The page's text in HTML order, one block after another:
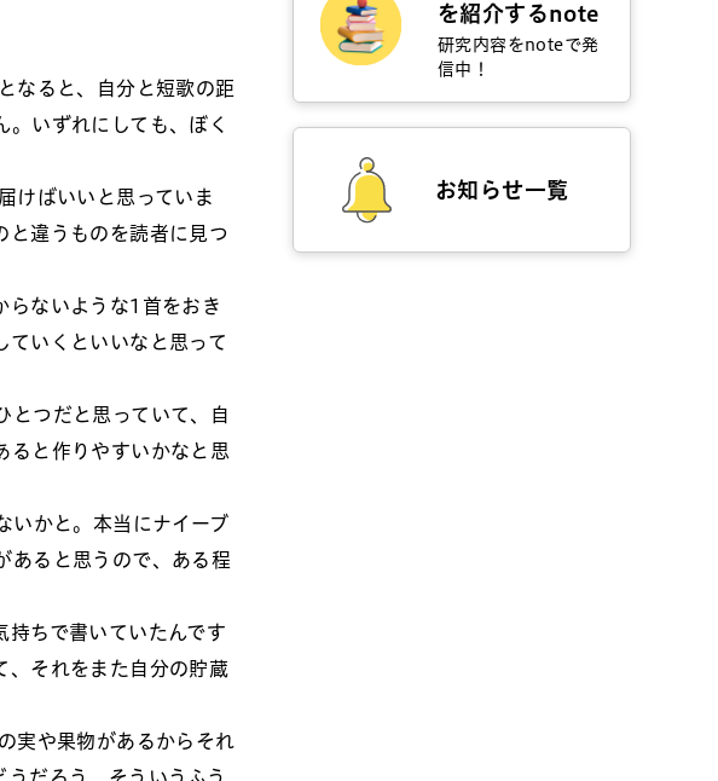
なると、自分と短歌の距
いずれにしても、ぼく
けばいいと思っていま
と違うものを読者に見つ
らないような1首をおき
ていくといいなと思って
とつだと思っていて、自
ると作りやすいかなと思
いかと。本当にナイーブ
あると思うので、ある程
持ちで書いていたんです
、それをまた自分の貯蔵
実や果物があるからそれ
を紹介するnote
研究内容をnoteで発
信中！
お知らせ一覧